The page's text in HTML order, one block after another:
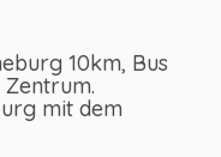
10km, Bus
mit dem